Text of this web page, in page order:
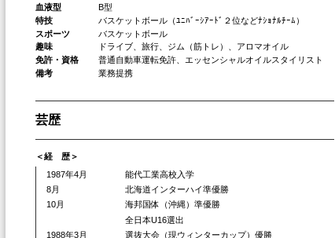
血液型
B型
特技
バスケットボール（ﾕﾆﾊﾞｰｼｱｰﾄﾞ２位などﾅｼｮﾅﾙﾁｰﾑ）
スポーツ
バスケットボール
趣味
ドライブ、旅行、ジム（筋トレ）、アロマオイル
免許・資格
普通自動車運転免許、エッセンシャルオイルスタイリスト
備考
業務提携
芸歴
＜経 歴＞
1987年4月
能代工業高校入学
8月
北海道インターハイ準優勝
10月
海邦国体（沖縄）準優勝
全日本U16選出
1988年3月
選抜大会（現ウィンターカップ）優勝